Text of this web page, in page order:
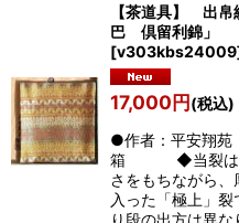
【茶道具】 出
巴 倶留利錦」
[v303kbs24009
17,000円(税込)
●作者：平安翔
箱 ◆当裂は、
さをもちながら
入った「極上
り段の出方は異